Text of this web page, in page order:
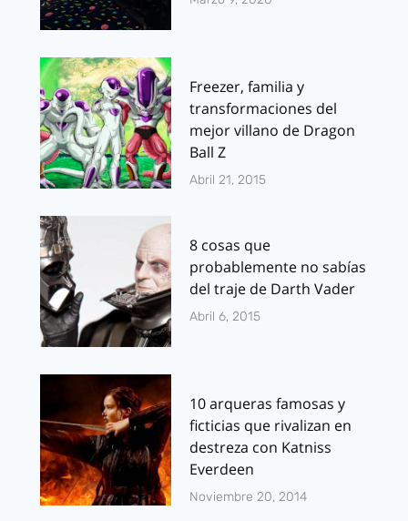
Freezer, familia y
transformaciones del
mejor villano de Dragon
Ball Z
Abril 21, 2015
8 cosas que
probablemente no sabías
del traje de Darth Vader
Abril 6, 2015
10 arqueras famosas y
ficticias que rivalizan en
destreza con Katniss
Everdeen
Noviembre 20, 2014